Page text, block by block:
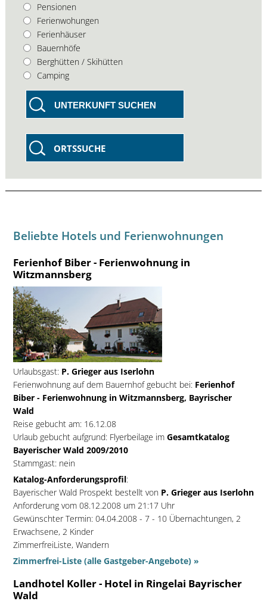
Pensionen
Ferienwohungen
Ferienhäuser
Bauernhöfe
Berghütten / Skihütten
Camping
UNTERKUNFT SUCHEN
ORTSSUCHE
Beliebte Hotels und Ferienwohnungen
Ferienhof Biber - Ferienwohnung in
Witzmannsberg
Urlaubsgast:P. Grieger aus Iserlohn
Ferienwohnung auf dem Bauernhof gebucht bei:Ferienhof
Biber - Ferienwohnung in Witzmannsberg, Bayrischer
Wald
Reise gebucht am: 16.12.08
Urlaub gebucht aufgrund: Flyerbeilage im Gesamtkatalog
Bayerischer Wald 2009/2010
Stammgast: nein
Katalog-Anforderungsprofil:
Bayerischer Wald Prospekt bestellt von P. Grieger aus Iserlohn
Anforderung vom 08.12.2008 um 21:17 Uhr
Gewünschter Termin: 04.04.2008 - 7 - 10 Übernachtungen, 2
Erwachsene, 2 Kinder
ZimmerfreiListe, Wandern
Zimmerfrei-Liste (alle Gastgeber-Angebote) »
Landhotel Koller - Hotel in Ringelai Bayrischer
Wald